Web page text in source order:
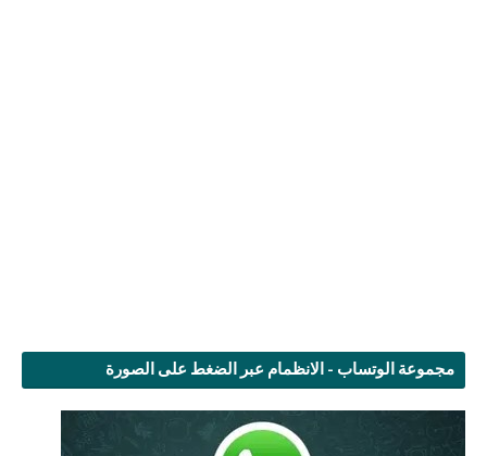
مجموعة الوتساب - الانظمام عبر الضغط على الصورة